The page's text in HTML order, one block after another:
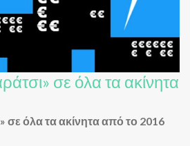
σε όλα τα ακίνητα
σε όλα τα ακίνητα από το 2016